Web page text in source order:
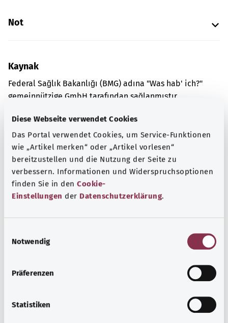
Diese Webseite verwendet Cookies
Das Portal verwendet Cookies, um Service-Funktionen
wie „Artikel merken“ oder „Artikel vorlesen“
bereitzustellen und die Nutzung der Seite zu
verbessern. Informationen und Widerspruchsoptionen
finden Sie in den Cookie-
Einstellungen der Datenschutzerklärung.
Notwendig
Präferenzen
Statistiken
Not
Kaynak
Federal Sağlık Bakanlığı (BMG) adına "Was hab' ich?"
gemeinnützige GmbH tarafından sağlanmıştır.
Kapsamlı bilgi
Diğer yazılar
Akut orta kulak iltihabı